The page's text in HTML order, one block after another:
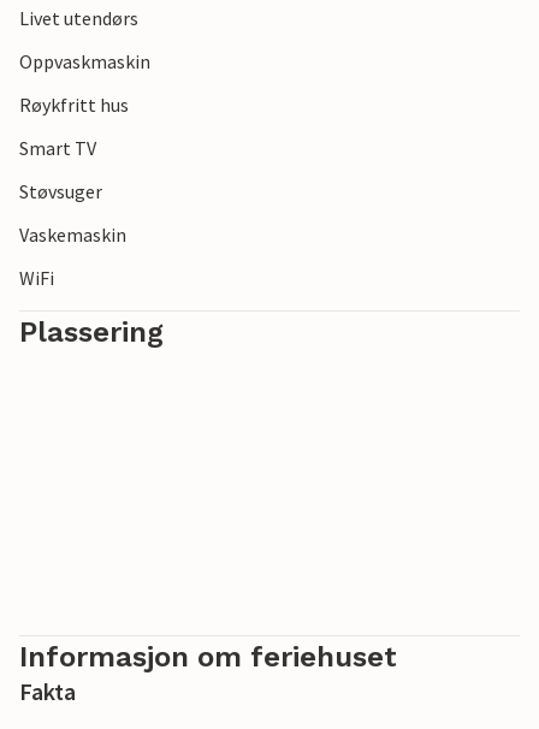
Livet utendørs
Oppvaskmaskin
Røykfritt hus
Smart TV
Støvsuger
Vaskemaskin
WiFi
Plassering
Informasjon om feriehuset
Fakta